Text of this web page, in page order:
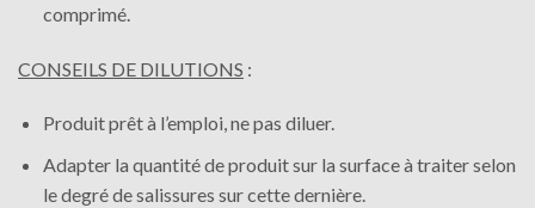
comprimé.
CONSEILS DE DILUTIONS :
Produit prêt à l’emploi, ne pas diluer.
Adapter la quantité de produit sur la surface à traiter selon
le degré de salissures sur cette dernière.